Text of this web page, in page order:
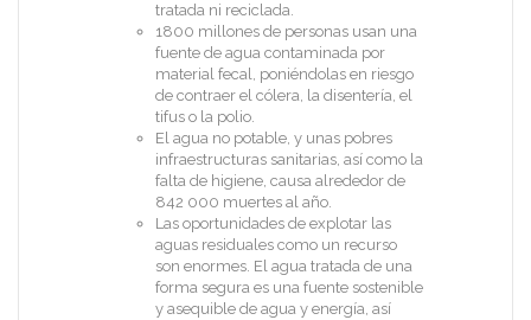
tratada ni reciclada.
1800 millones de personas usan una
fuente de agua contaminada por
material fecal, poniéndolas en riesgo
de contraer el cólera, la disentería, el
tifus o la polio.
El agua no potable, y unas pobres
infraestructuras sanitarias, así como la
falta de higiene, causa alrededor de
842 000 muertes al año.
Las oportunidades de explotar las
aguas residuales como un recurso
son enormes. El agua tratada de una
forma segura es una fuente sostenible
y asequible de agua y energía, así